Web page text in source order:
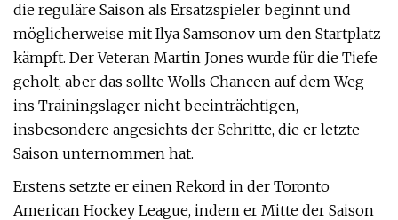
die reguläre Saison als Ersatzspieler beginnt und
möglicherweise mit Ilya Samsonov um den Startplatz
kämpft. Der Veteran Martin Jones wurde für die Tiefe
geholt, aber das sollte Wolls Chancen auf dem Weg
ins Trainingslager nicht beeinträchtigen,
insbesondere angesichts der Schritte, die er letzte
Saison unternommen hat.
Erstens setzte er einen Rekord in der Toronto
American Hockey League, indem er Mitte der Saison